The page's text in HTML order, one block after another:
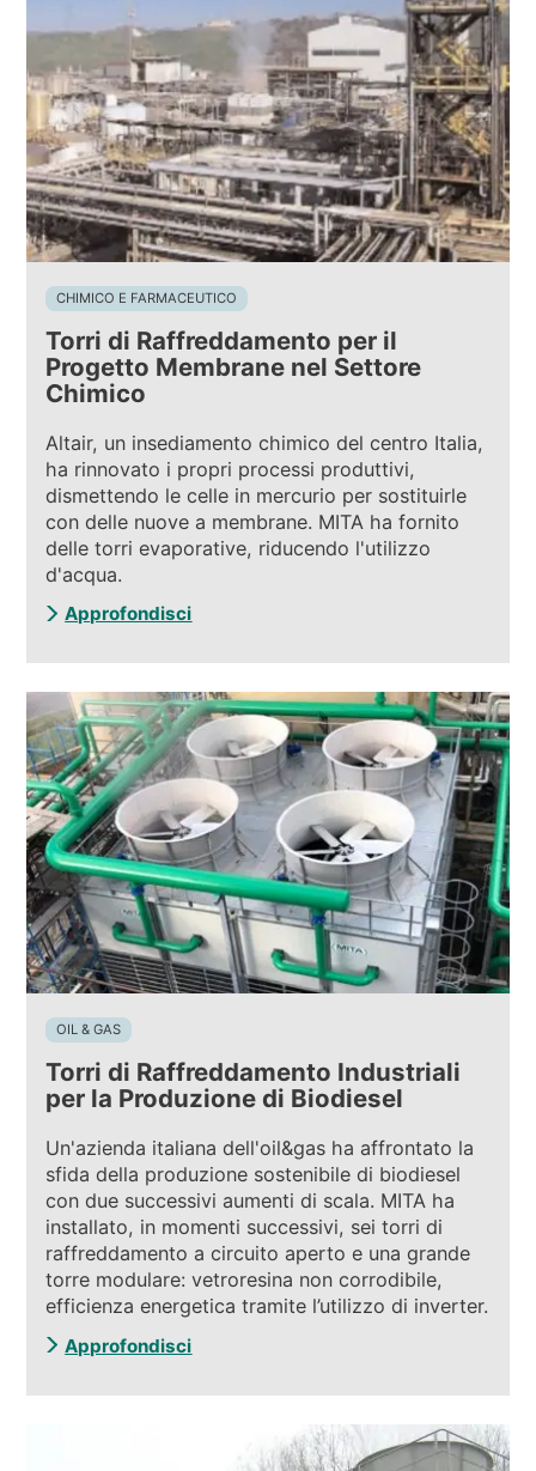
CHIMICO E FARMACEUTICO
Torri di Raffreddamento per il
Progetto Membrane nel Settore
Chimico
Altair, un insediamento chimico del centro Italia,
ha rinnovato i propri processi produttivi,
dismettendo le celle in mercurio per sostituirle
con delle nuove a membrane. MITA ha fornito
delle torri evaporative, riducendo l'utilizzo
d'acqua.
Approfondisci
OIL & GAS
Torri di Raffreddamento Industriali
per la Produzione di Biodiesel
Un'azienda italiana dell'oil&gas ha affrontato la
sfida della produzione sostenibile di biodiesel
con due successivi aumenti di scala. MITA ha
installato, in momenti successivi, sei torri di
raffreddamento a circuito aperto e una grande
torre modulare: vetroresina non corrodibile,
efficienza energetica tramite l’utilizzo di inverter.
Approfondisci